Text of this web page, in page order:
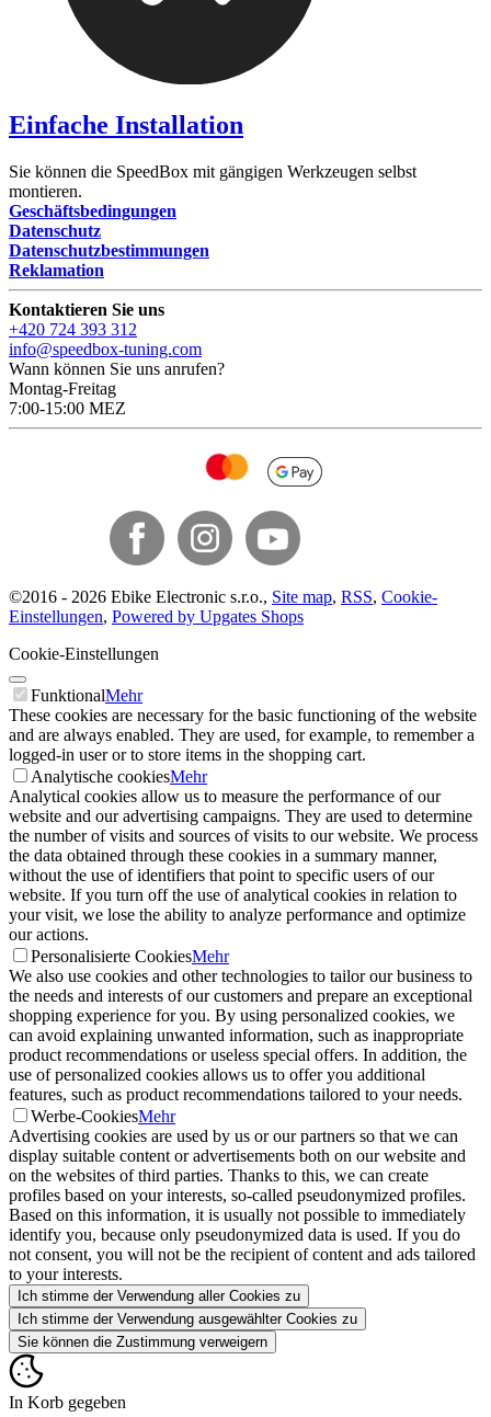
Einfache Installation
Sie können die SpeedBox mit gängigen Werkzeugen selbst
montieren.
Geschäftsbedingungen
Datenschutz
Datenschutzbestimmungen
Reklamation
Kontaktieren Sie uns
+420 724 393 312
info@speedbox-tuning.com
Wann können Sie uns anrufen?
Montag-Freitag
7:00-15:00 MEZ
©2016 - 2026 Ebike Electronic s.r.o., Site map, RSS, Cookie-
Einstellungen, Powered by Upgates Shops
Cookie-Einstellungen
FunktionalMehr
These cookies are necessary for the basic functioning of the website
and are always enabled. They are used, for example, to remember a
logged-in user or to store items in the shopping cart.
Analytische cookiesMehr
Analytical cookies allow us to measure the performance of our
website and our advertising campaigns. They are used to determine
the number of visits and sources of visits to our website. We process
the data obtained through these cookies in a summary manner,
without the use of identifiers that point to specific users of our
website. If you turn off the use of analytical cookies in relation to
your visit, we lose the ability to analyze performance and optimize
our actions.
Personalisierte CookiesMehr
We also use cookies and other technologies to tailor our business to
the needs and interests of our customers and prepare an exceptional
shopping experience for you. By using personalized cookies, we
can avoid explaining unwanted information, such as inappropriate
product recommendations or useless special offers. In addition, the
use of personalized cookies allows us to offer you additional
features, such as product recommendations tailored to your needs.
Werbe-CookiesMehr
Advertising cookies are used by us or our partners so that we can
display suitable content or advertisements both on our website and
on the websites of third parties. Thanks to this, we can create
profiles based on your interests, so-called pseudonymized profiles.
Based on this information, it is usually not possible to immediately
identify you, because only pseudonymized data is used. If you do
not consent, you will not be the recipient of content and ads tailored
to your interests.
Ich stimme der Verwendung aller Cookies zu
Ich stimme der Verwendung ausgewählter Cookies zu
Sie können die Zustimmung verweigern
In Korb gegeben